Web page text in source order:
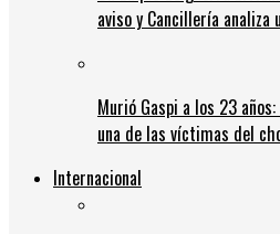
aviso y Cancillería analiza
Murió Gaspi a los 23
una de las víctimas del
Internacional